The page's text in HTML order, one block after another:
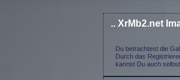
.. XrMb2.net
Du betrachtest die
Durch das
kannst Du auch